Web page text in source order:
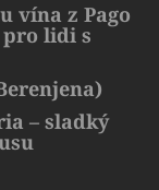
vína z Pago
pro lidi s
– sladký